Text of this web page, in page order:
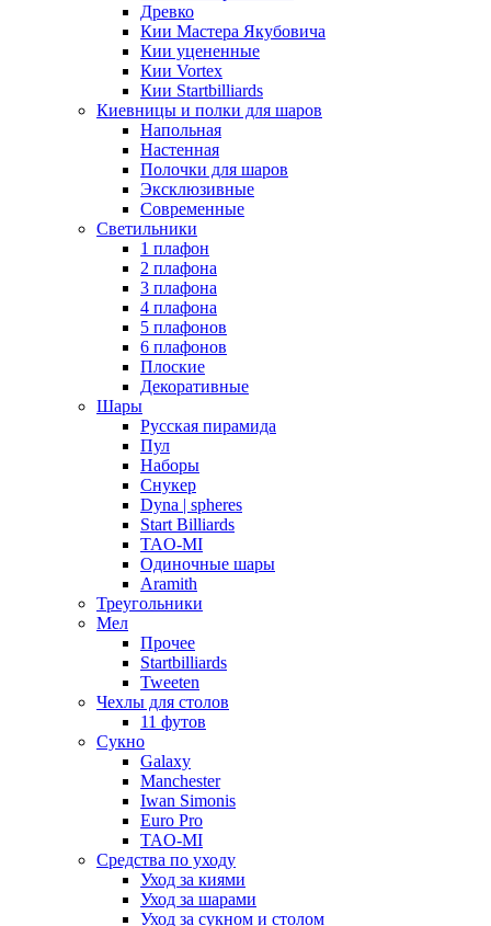
Древко
Кии Мастера Якубовича
Кии уцененные
Кии Vortex
Кии Startbilliards
Киевницы и полки для шаров
Напольная
Настенная
Полочки для шаров
Эксклюзивные
Современные
Светильники
1 плафон
2 плафона
3 плафона
4 плафона
5 плафонов
6 плафонов
Плоские
Декоративные
Шары
Русская пирамида
Пул
Наборы
Снукер
Dyna | spheres
Start Billiards
TAO-MI
Одиночные шары
Aramith
Треугольники
Мел
Прочее
Startbilliards
Tweeten
Чехлы для столов
11 футов
Сукно
Galaxy
Manchester
Iwan Simonis
Euro Pro
TAO-MI
Средства по уходу
Уход за киями
Уход за шарами
Уход за сукном и столом